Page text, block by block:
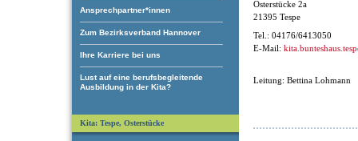
Ansprechpartner*innen
Zum Bezirksverband Hannover
Ihre Karriere bei uns
Lust auf eine berufsbegleitende
Ausbildung in der Kita?
Osterstücke 2a
21395 Tespe
Tel.: 04176/6413050
E-Mail:
Leitung: Bettina Lohmann
Kita: Tespe, Osterstücke